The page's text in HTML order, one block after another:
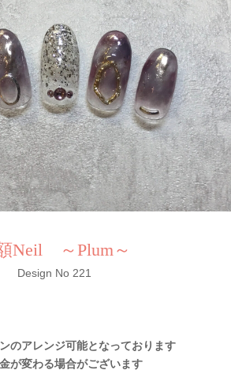
Neil ～Plum～
Design No 221
のアレンジ可能となっております
が変わる場合がございます